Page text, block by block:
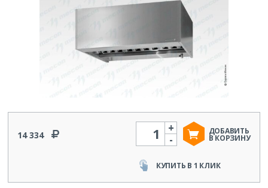
14 334
Количество
-
+ ДОБАВИТЬ
В КОРЗИНУ
КУПИТЬ В 1 КЛИК